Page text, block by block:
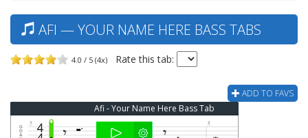
AFI — YOUR NAME HERE BASS TABS
4.0 / 5 (4x) Rate this tab:
ADD TO FAVS
Afi - Your Name Here Bass Tab